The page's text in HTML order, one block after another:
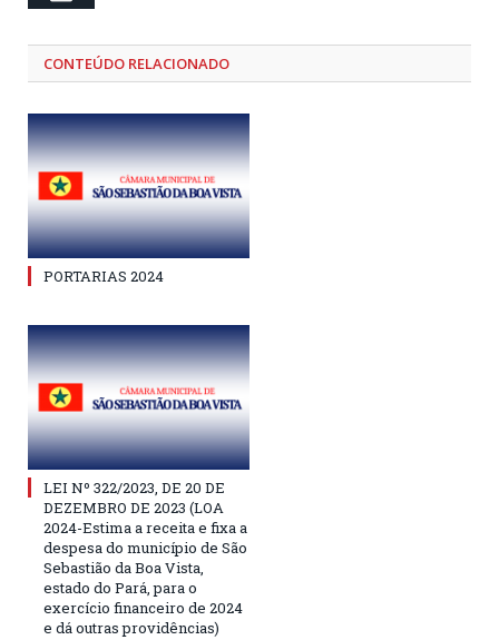
CONTEÚDO RELACIONADO
PORTARIAS 2024
LEI Nº 322/2023, DE 20 DE
DEZEMBRO DE 2023 (LOA
2024-Estima a receita e fixa a
despesa do município de São
Sebastião da Boa Vista,
estado do Pará, para o
exercício financeiro de 2024
e dá outras providências)